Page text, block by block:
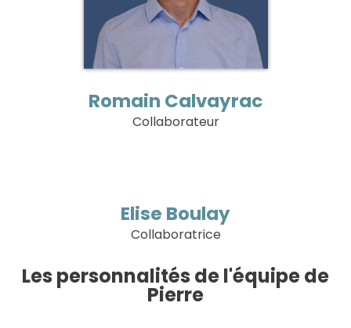
Romain Calvayrac
Collaborateur
Elise Boulay
Collaboratrice
Les personnalités de l'équipe de
Pierre